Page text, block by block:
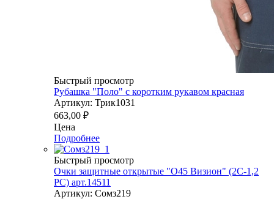
Быстрый просмотр
Рубашка "Поло" с коротким рукавом красная
Артикул: Трик1031
663,00 ₽
Цена
Подробнее
Быстрый просмотр
Очки защитные открытые "О45 Визион" (2С-1,2
PС) арт.14511
Артикул: Сомз219